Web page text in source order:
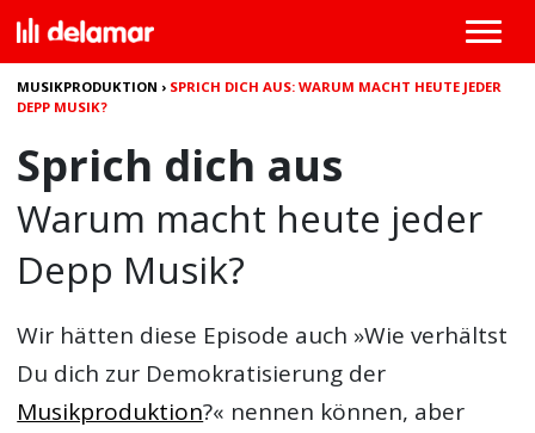
MUSIKPRODUKTION › SPRICH DICH AUS: WARUM MACHT HEUTE JEDER
DEPP MUSIK?
Sprich dich aus
Warum macht heute jeder
Depp Musik?
Wir hätten diese Episode auch »Wie verhältst
Du dich zur Demokratisierung der
Musikproduktion?« nennen können, aber